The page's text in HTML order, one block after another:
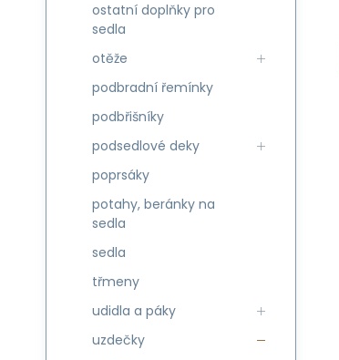
ostatní doplňky pro
sedla
otěže
podbradní řemínky
podbřišníky
podsedlové deky
poprsáky
potahy, beránky na
sedla
sedla
třmeny
udidla a páky
uzdečky